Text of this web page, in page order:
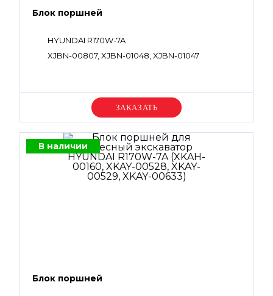
Блок поршней
HYUNDAI R170W-7A
XJBN-00807, XJBN-01048, XJBN-01047
Уточняйте цену
В наличии
Блок поршней